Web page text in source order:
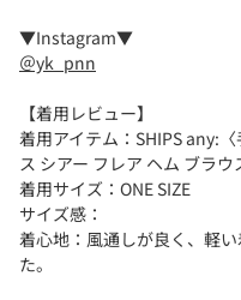
▼Instagram▼
＠yk_pnn
【着用レビュー】
着用アイテム：SHIPS any:
ス シアー フレア ヘム ブラウ
着用サイズ：ONE SIZE
サイズ感：
着心地：風通しが良く、軽
た。